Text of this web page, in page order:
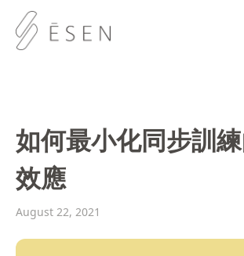
如何最小化同步訓
效應
August 22, 2021